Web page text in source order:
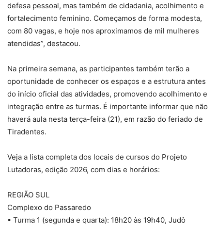
defesa pessoal, mas também de cidadania, acolhimento e
fortalecimento feminino. Começamos de forma modesta,
com 80 vagas, e hoje nos aproximamos de mil mulheres
atendidas”, destacou.
Na primeira semana, as participantes também terão a
oportunidade de conhecer os espaços e a estrutura antes
do início oficial das atividades, promovendo acolhimento e
integração entre as turmas. É importante informar que não
haverá aula nesta terça-feira (21), em razão do feriado de
Tiradentes.
Veja a lista completa dos locais de cursos do Projeto
Lutadoras, edição 2026, com dias e horários:
REGIÃO SUL
Complexo do Passaredo
• Turma 1 (segunda e quarta): 18h20 às 19h40, Judô